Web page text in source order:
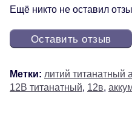
Ещё никто не оставил
Оставить отзыв
Метки: литий титанатный
12В титанатный, 12в,